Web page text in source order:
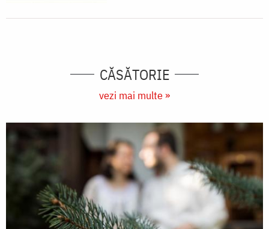
CĂSĂTORIE
vezi mai multe »